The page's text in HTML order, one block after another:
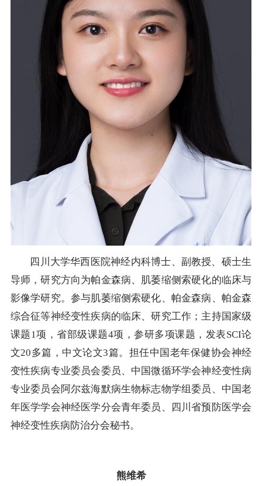
四川大学华西医院神经内科博士、副教授、硕士生
导师，研究方向为帕金森病、肌萎缩侧索硬化的临床与
影像学研究。参与肌萎缩侧索硬化、帕金森病、帕金森
综合征等神经变性疾病的临床、研究工作；主持国家级
课题1项，省部级课题4项，参研多项课题，发表SCI论
文20多篇，中文论文3篇。担任中国老年保健协会神经
变性疾病专业委员会委员、中国微循环学会神经变性病
专业委员会阿尔兹海默病生物标志物学组委员、中国老
年医学学会神经医学分会青年委员、四川省预防医学会
神经变性疾病防治分会秘书。
熊维希